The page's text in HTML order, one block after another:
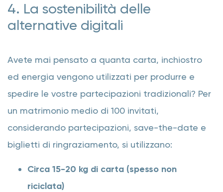
4. La sostenibilità delle
alternative digitali
Avete mai pensato a quanta carta, inchiostro
ed energia vengono utilizzati per produrre e
spedire le vostre partecipazioni tradizionali? Per
un matrimonio medio di 100 invitati,
considerando partecipazioni, save-the-date e
biglietti di ringraziamento, si utilizzano:
Circa 15-20 kg di carta (spesso non
riciclata)